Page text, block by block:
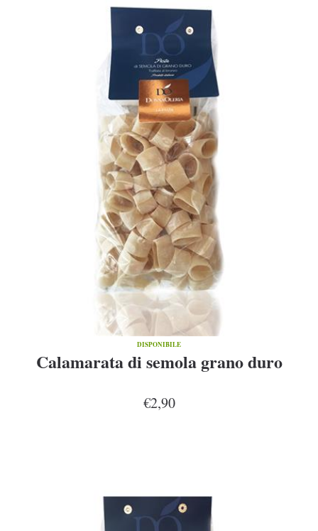
DISPONIBILE
Calamarata di semola grano duro
€2,90